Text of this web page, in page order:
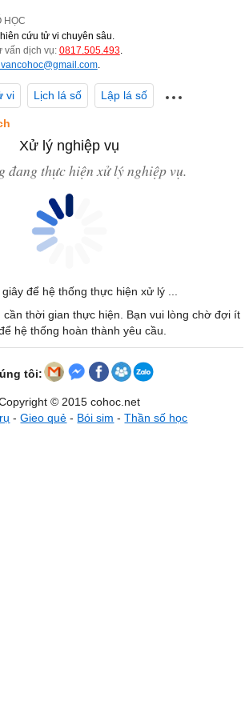
HỌC
cứu tử vi chuyên sâu.
vấn dịch vụ: 0817.505.493.
.
vi Lịch lá số Lập lá số
Xử lý nghiệp vụ
đang thực hiện xử lý nghiệp vụ.
giây để hệ thống thực hiện xử lý ...
cần thời gian thực hiện. Bạn vui lòng chờ đợi ít
hệ thống hoàn thành yêu cầu.
tôi:
© 2015 cohoc.net
-Gieo quẻ - Bói sim -Thần số học